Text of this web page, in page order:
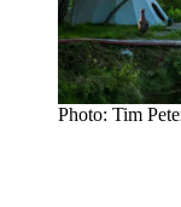
Photo: Tim